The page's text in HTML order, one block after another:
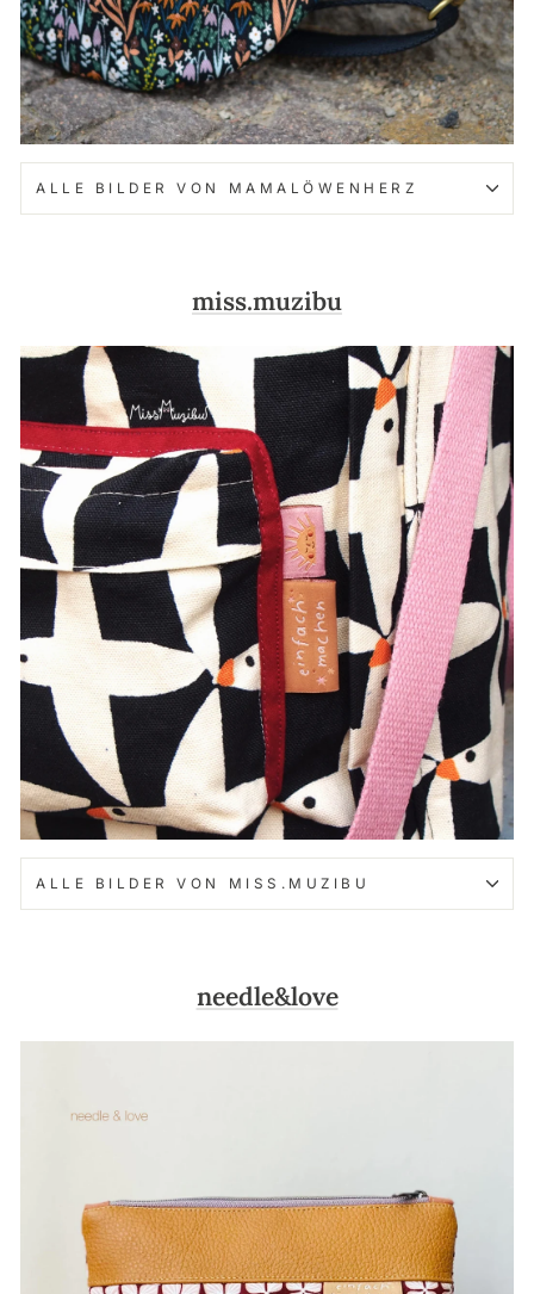
ALLE BILDER VON MAMALÖWENHERZ
miss.muzibu
ALLE BILDER VON MISS.MUZIBU
needle&love